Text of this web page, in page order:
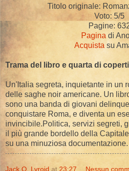
Titolo originale:
Voto: 5/5
Pagine:
Pagina di
Acquista su
Trama del libro e quarta di
Un'Italia segreta, inquietante in un
delle saghe noir americane. Un
sono una banda di giovani
conquistare Roma, e diventa un
invincibile.Politica, servizi segreti,
il più grande bordello della
su una minuziosa documentazione.
Jack O. Lyroid at 23:27 Nessun